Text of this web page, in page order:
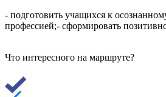
- подготовить учащихся к
профессией;- сформировать
Что интересного на маршруте?